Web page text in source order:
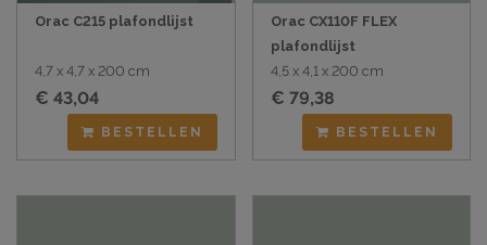
Orac C215 plafondlijst
4,7 x 4,7 x 200 cm
€ 43,04
BESTELLEN
Orac CX110F FLEX
plafondlijst
4,5 x 4,1 x 200 cm
€ 79,38
BESTELLEN